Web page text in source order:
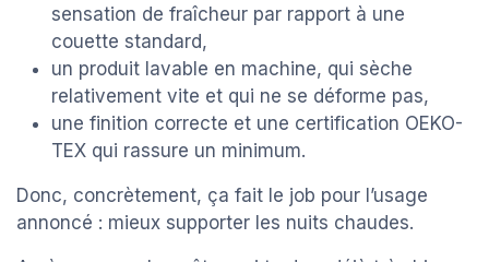
sensation de fraîcheur par rapport à une
couette standard,
un produit lavable en machine, qui sèche
relativement vite et qui ne se déforme pas,
une finition correcte et une certification OEKO-
TEX qui rassure un minimum.
Donc, concrètement, ça fait le job pour l’usage
annoncé : mieux supporter les nuits chaudes.